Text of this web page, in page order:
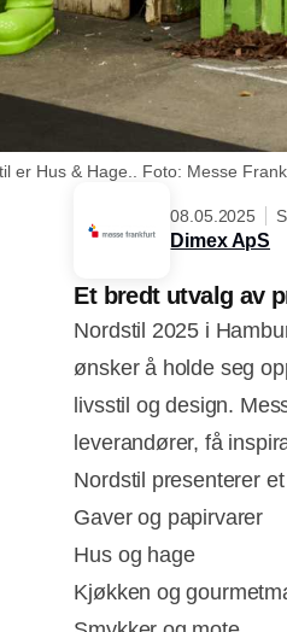
er Hus & Hage.. Foto: Messe
08.05.2025
Dimex ApS
Et bredt utvalg av
Nordstil 2025 i
ønsker å holde seg
livsstil og design.
leverandører, få
Nordstil presenterer
Gaver og papirvarer
Hus og hage
Kjøkken og